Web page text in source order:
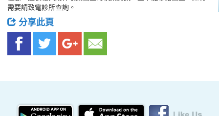
需要請致電診所查詢。
分享此頁